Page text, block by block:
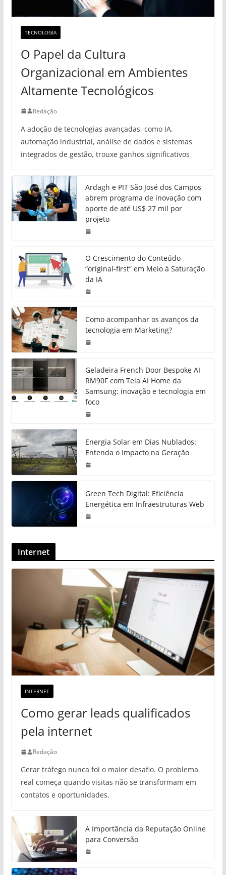
TECNOLOGIA
O Papel da Cultura
Organizacional em Ambientes
Altamente Tecnológicos
Redação
A adoção de tecnologias avançadas, como IA,
automação industrial, análise de dados e sistemas
integrados de gestão, trouxe ganhos significativos
Ardagh e PIT São José dos Campos
abrem programa de inovação com
aporte de até US$ 27 mil por
projeto
O Crescimento do Conteúdo
“original-first” em Meio à Saturação
da IA
Como acompanhar os avanços da
tecnologia em Marketing?
Geladeira French Door Bespoke AI
RM90F com Tela AI Home da
Samsung: inovação e tecnologia em
foco
Energia Solar em Dias Nublados:
Entenda o Impacto na Geração
Green Tech Digital: Eficiência
Energética em Infraestruturas Web
Internet
INTERNET
Como gerar leads qualificados
pela internet
Redação
Gerar tráfego nunca foi o maior desafio. O problema
real começa quando visitas não se transformam em
contatos e oportunidades.
A Importância da Reputação Online
para Conversão